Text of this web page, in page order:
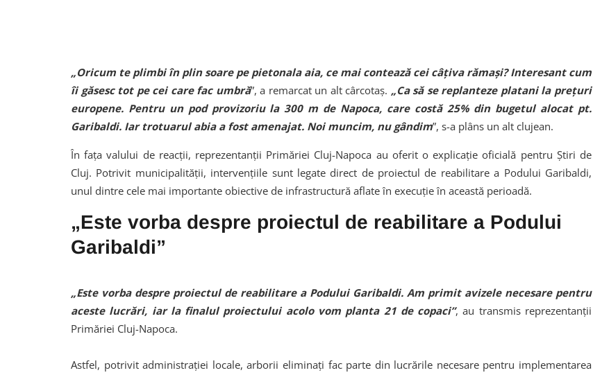
„Oricum te plimbi în plin soare pe pietonala aia, ce mai contează cei câțiva rămași? Interesant cum
îi găsesc tot pe cei care fac umbră”, a remarcat un alt cârcotaș. „Ca să se replanteze platani la prețuri
europene. Pentru un pod provizoriu la 300 m de Napoca, care costă 25% din bugetul alocat pt.
Garibaldi. Iar trotuarul abia a fost amenajat. Noi muncim, nu gândim”, s-a plâns un alt clujean.
În fața valului de reacții, reprezentanții Primăriei Cluj-Napoca au oferit o explicație oficială pentru Știri de
Cluj. Potrivit municipalității, intervențiile sunt legate direct de proiectul de reabilitare a Podului Garibaldi,
unul dintre cele mai importante obiective de infrastructură aflate în execuție în această perioadă.
„Este vorba despre proiectul de reabilitare a Podului
Garibaldi”
„Este vorba despre proiectul de reabilitare a Podului Garibaldi. Am primit avizele necesare pentru
aceste lucrări, iar la finalul proiectului acolo vom planta 21 de copaci”, au transmis reprezentanții
Primăriei Cluj-Napoca.
Astfel, potrivit administrației locale, arborii eliminați fac parte din lucrările necesare pentru implementarea